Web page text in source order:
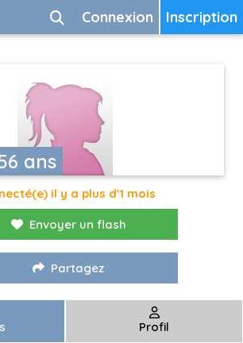
Inscription
Connexion
ans
il y a plus d'1 mois
Envoyer un flash
Partagez
Profil